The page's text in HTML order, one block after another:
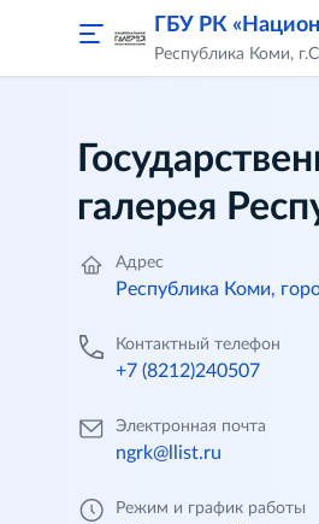
ГБУ РК
Республика Коми,
галерея
Адрес
Республика Коми,
Контактный телефон
+7 (8212)240507
Электронная почта
ngrk@llist.ru
Режим и график работы